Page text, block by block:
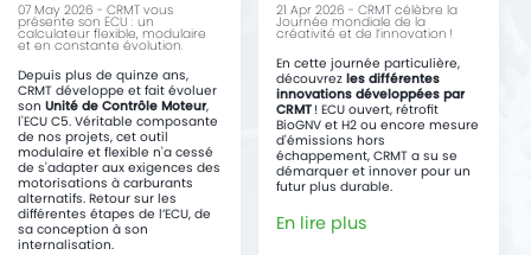
07 May 2026 - CRMT vous
présente son ECU : un
calculateur flexible, modulaire
et en constante évolution.
Depuis plus de quinze ans,
CRMT développe et fait évoluer
sonUnité de Contrôle Moteur,
l'ECU C5. Véritable composante
de nos projets, cet outil
modulaire et flexible n'a cessé
de s'adapter aux exigences des
motorisations à carburants
alternatifs. Retour sur les
différentes étapes de l’ECU, de
sa conception à son
internalisation.
21 Apr 2026 - CRMT célèbre la
Journée mondiale de la
créativité et de l’innovation !
En cette journée particulière,
découvrezles différentes
innovations développées par
CRMT ! ECU ouvert, rétrofit
BioGNV et H2 ou encore mesure
d'émissions hors
échappement, CRMT a su se
démarquer et innover pour un
futur plus durable.
En lire plus